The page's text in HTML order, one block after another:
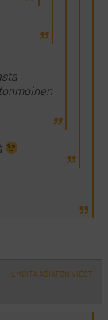
ILMOITA ASIATON VIESTI